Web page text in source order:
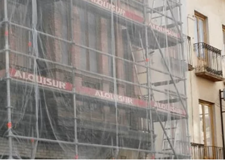
de l’ombrage. Ce tissu est
composé de fils
monofilament en chaîne et
de rubans de raphia en
trame, tous en
polyéthylène haute densité.